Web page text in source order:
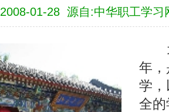
2008-01-28 源自:中华职工
北
年
学
全